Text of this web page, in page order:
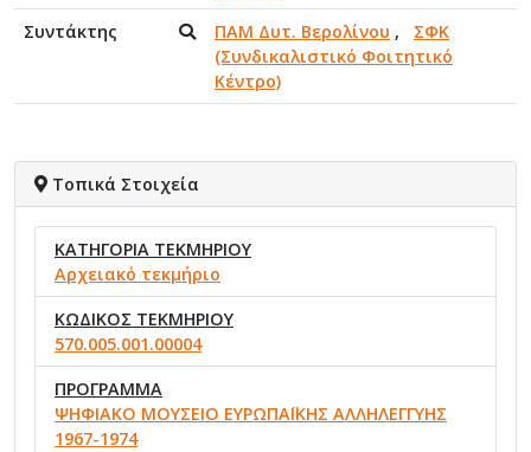
Συντάκτης
ΠΑΜ Δυτ. Βερολίνου , ΣΦΚ
(Συνδικαλιστικό Φοιτητικό
Κέντρο)
Τοπικά Στοιχεία
ΚΑΤΗΓΟΡΙΑ ΤΕΚΜΗΡΙΟΥ
Αρχειακό τεκμήριο
ΚΩΔΙΚΟΣ ΤΕΚΜΗΡΙΟΥ
570.005.001.00004
ΠΡΟΓΡΑΜΜΑ
ΨΗΦΙΑΚΟ ΜΟΥΣΕΙΟ ΕΥΡΩΠΑΪΚΗΣ ΑΛΛΗΛΕΓΓΥΗΣ
1967-1974